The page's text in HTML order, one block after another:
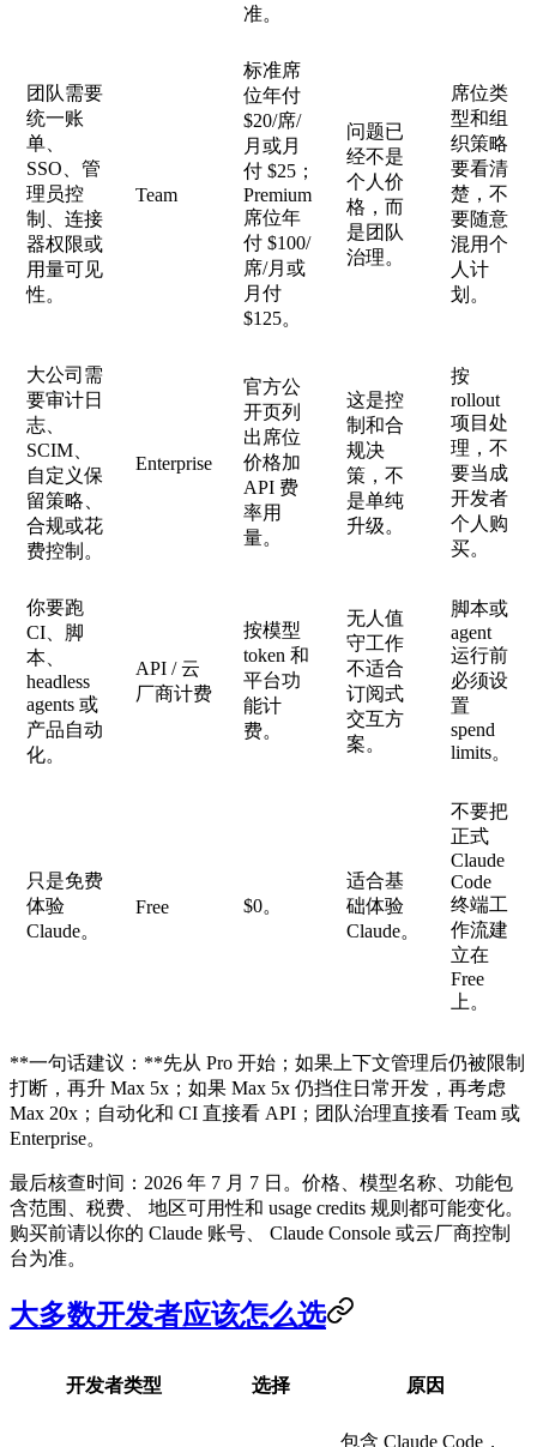
准。
团队需要
统一账
单、
SSO、管
理员控
制、连接
器权限或
用量可见
性。
Team
标准席
位年付
$20/席/
月或月
付 $25；
Premium
席位年
付 $100/
席/月或
月付
$125。
问题已
经不是
个人价
格，而
是团队
治理。
席位类
型和组
织策略
要看清
楚，不
要随意
混用个
人计
划。
大公司需
要审计日
志、
SCIM、
自定义保
留策略、
合规或花
费控制。
Enterprise
官方公
开页列
出席位
价格加
API 费
率用
量。
这是控
制和合
规决
策，不
是单纯
升级。
按
rollout
项目处
理，不
要当成
开发者
个人购
买。
你要跑
CI、脚
本、
headless
agents 或
产品自动
化。
API / 云
厂商计费
按模型
token 和
平台功
能计
费。
无人值
守工作
不适合
订阅式
交互方
案。
脚本或
agent
运行前
必须设
置
spend
limits。
只是免费
体验
Claude。
Free $0。
适合基
础体验
Claude。
不要把
正式
Claude
Code
终端工
作流建
立在
Free
上。
**一句话建议：**先从 Pro 开始；如果上下文管理后仍被限制
打断，再升 Max 5x；如果 Max 5x 仍挡住日常开发，再考虑
Max 20x；自动化和 CI 直接看 API；团队治理直接看 Team 或
Enterprise。
最后核查时间：2026 年 7 月 7 日。价格、模型名称、功能包
含范围、税费、 地区可用性和 usage credits 规则都可能变化。
购买前请以你的 Claude 账号、 Claude Console 或云厂商控制
台为准。
大多数开发者应该怎么选
开发者类型 选择 原因
包含 Claude Code，